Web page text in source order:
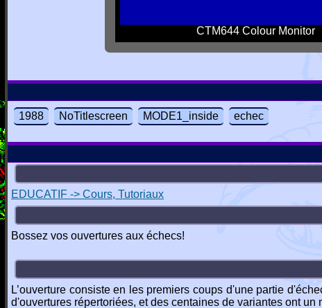
CTM644 Colour Monitor
1988 NoTitlescreen MODE1_inside echec
EDUCATIF -> Cours, Tutoriaux
Bossez vos ouvertures aux échecs!
L’ouverture consiste en les premiers coups d'une partie
d'ouvertures répertoriées, et des centaines de variantes ont